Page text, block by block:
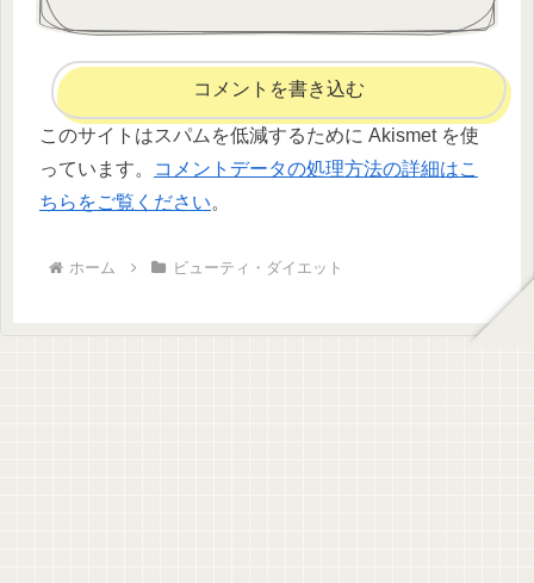
コメントを書き込む
このサイトはスパムを低減するために Akismet を使
っています。
コメントデータの処理方法の詳細はこ
ちらをご覧ください。
ホーム ビューティ・ダイエット